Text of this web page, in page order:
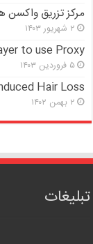
مرکز تزریق واکسن
۲ شهریور ۱۴۰۳
to use Proxy
۵ فروردین ۱۴۰۳
Hair Loss
۲ بهمن ۱۴۰۲
تبلیغات